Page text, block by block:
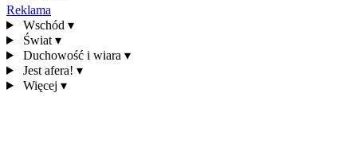
Reklama
Wschód ▾
Świat ▾
Duchowość i wiara ▾
Jest afera! ▾
Więcej ▾